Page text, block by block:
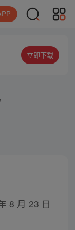
立即下载
8 月 23 日